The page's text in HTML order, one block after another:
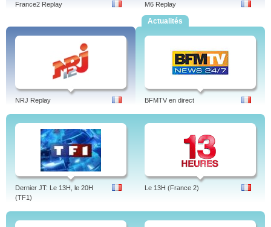
France2 Replay M6 Replay
NRJ Replay
Actualités
BFMTV en direct
Dernier JT: Le 13H, le 20H
(TF1)
Le 13H (France 2)